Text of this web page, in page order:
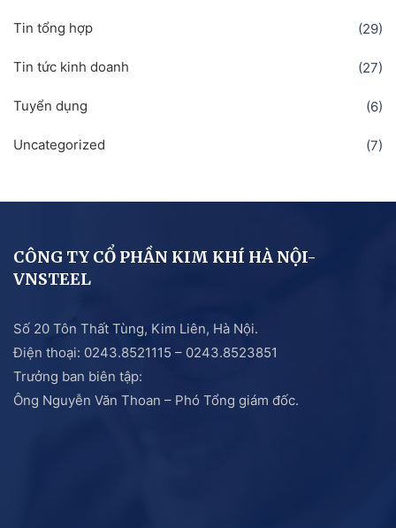
Tin tổng hợp (29)
Tin tức kinh doanh (27)
Tuyển dụng (6)
Uncategorized (7)
CÔNG TY CỔ PHẦN KIM KHÍ HÀ NỘI-
VNSTEEL
Số 20 Tôn Thất Tùng, Kim Liên, Hà Nội.
Điện thoại: 0243.8521115 – 0243.8523851
Trưởng ban biên tập:
Ông Nguyễn Văn Thoan – Phó Tổng giám đốc.